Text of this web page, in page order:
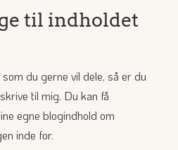
til indholdet
du gerne vil dele, så er du
til mig. Du kan få
egne blogindhold om
inde for.